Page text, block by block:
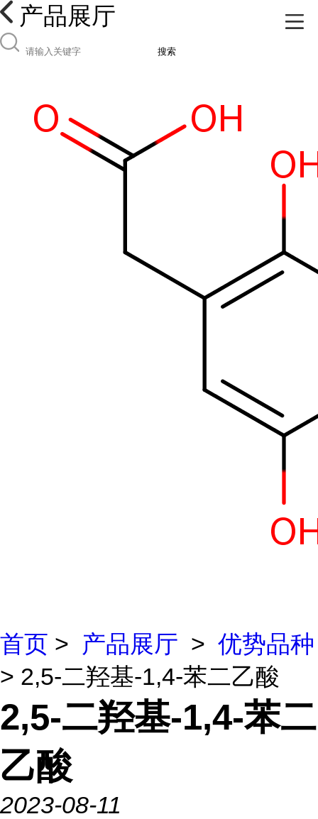
产品展厅
搜索
首页 > 产品展厅 > 优势品种
> 2,5-二羟基-1,4-苯二乙酸
2,5-二羟基-1,4-苯二
乙酸
2023-08-11